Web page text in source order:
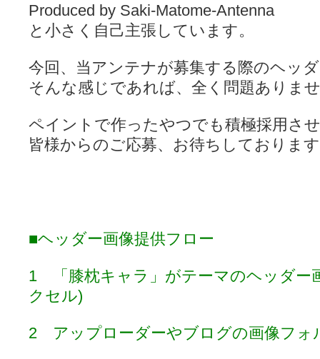
Produced by Saki-Matome-Antenna
と小さく自己主張しています。
今回、当アンテナが募集する際のヘッ
そんな感じであれば、全く問題ありま
ペイントで作ったやつでも積極採用さ
皆様からのご応募、お待ちしておりま
■ヘッダー画像提供フロー
1 「膝枕キャラ」がテーマのヘッダー
クセル)
2 アップローダーやブログの画像フォ